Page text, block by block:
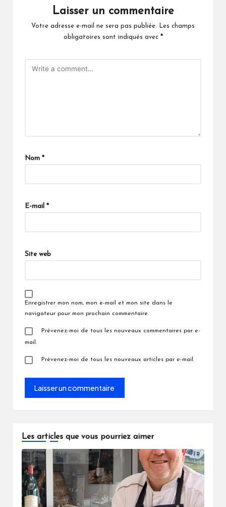
Laisser un commentaire
Votre adresse e-mail ne sera pas publiée.
Les champs
obligatoires sont indiqués avec *
Nom *
E-mail *
Site web
Enregistrer mon nom, mon e-mail et mon site dans le
navigateur pour mon prochain commentaire.
Prévenez-moi de tous les nouveaux commentaires par e-
mail.
Prévenez-moi de tous les nouveaux articles par e-mail.
Les articles que vous pourriez aimer